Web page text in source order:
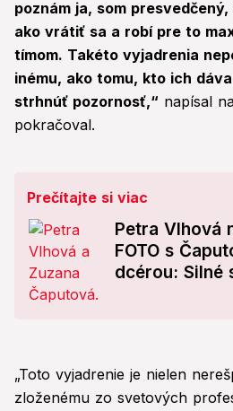
poznám ja, som
ako vrátiť sa a robí pre to
tímom. Takéto vyjadrenia
inému, ako tomu, kto ich
strhnúť pozornosť,“ napísal
pokračoval.
Prečítajte si viac
Petra Vlhová
FOTO s
dcérou: Silné
„Toto vyjadrenie je nielen
zloženému zo svetových